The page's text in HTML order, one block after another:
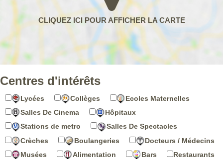
Centres d'intérêts
Lycées Collèges
Ecoles Maternelles
Salles De Cinema
Hôpitaux
Stations de metro
Salles De Spectacles
Crèches
Boulangeries
Docteurs / Médecins
Musées
Alimentation Bars Restaurants